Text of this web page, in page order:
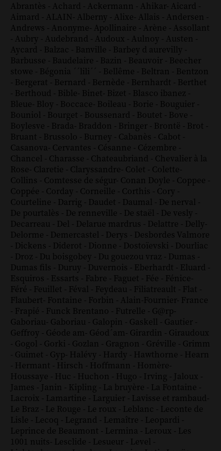
Abrantès - Achard - Ackermann - Ahikar- Aicard -
Aimard - ALAIN- Alberny - Alixe- Allais - Andersen -
Andrews - Anonyme- Apollinaire - Arène - Assollant
- Aubry - Audebrand - Audoux - Aulnoy - Austen -
Aycard - Balzac - Banville - Barbey d aurevilly -
Barbusse - Baudelaire - Bazin - Beauvoir - Beecher
stowe - Bégonia ´´lili´´ - Bellême - Beltran - Bentzon
- Bergerat - Bernard - Bernède - Bernhardt - Berthet
- Berthoud - Bible- Binet- Bizet - Blasco ibanez -
Bleue- Bloy - Boccace- Boileau - Borie - Bouguier -
Bouniol - Bourget - Boussenard - Boutet - Bove -
Boylesve - Brada- Braddon - Bringer - Brontë - Brot -
Bruant - Brussolo - Burney - Cabanès - Cabot -
Casanova- Cervantes - Césanne - Cézembre -
Chancel - Charasse - Chateaubriand - Chevalier à la
Rose- Claretie - Claryssandre- Colet - Colette-
Collins - Comtesse de ségur- Conan Doyle - Coppee -
Coppée - Corday - Corneille - Corthis - Cory -
Courteline - Darrig - Daudet - Daumal - De nerval -
De pourtalès - De renneville - De staël - De vesly -
Decarreau - Del - Delarue mardrus - Delattre - Delly-
Delorme - Demercastel - Derys - Desbordes Valmore
- Dickens - Diderot - Dionne - Dostoïevski - Dourliac
- Droz - Du boisgobey - Du gouezou vraz - Dumas -
Dumas fils - Duruy - Duvernois - Eberhardt - Eluard -
Esquiros - Essarts - Fabre - Faguet - Fée - Fénice-
Féré - Feuillet - Féval - Feydeau - Filiatreault - Flat -
Flaubert- Fontaine - Forbin - Alain-Fournier- France
- Frapié - Funck Brentano - Futrelle - G@rp-
Gaboriau- Gaboriau - Galopin - Gaskell - Gautier -
Geffroy - Géode am- Géod´am- Girardin - Giraudoux
- Gogol - Gorki - Gozlan - Gragnon - Gréville - Grimm
- Guimet - Gyp- Halévy - Hardy - Hawthorne - Hearn
- Hermant - Hirsch - Hoffmann - Homère-
Houssaye - Huc - Huchon - Hugo - Irving - Jaloux -
James - Janin - Kipling - La bruyère - La Fontaine -
Lacroix - Lamartine - Larguier - Lavisse et rambaud-
Le Braz - Le Rouge - Le roux - Leblanc - Leconte de
Lisle - Lecoq - Legrand - Lemaître - Leopardi -
Leprince de Beaumont - Lermina - Leroux - Les
1001 nuits- Lesclide - Lesueur - Level -